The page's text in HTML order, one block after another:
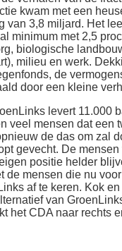
kwam met een
van 3,8 miljard. Het
minimum met 2,5
biologische
milieu en werk.
de
door een kleine
levert 11.000
veel men­sen dat een
de das om zal
gevecht. De
po­sitie helder
de mensen die nu
af te keren. Kok
van
het CDA naar rechts